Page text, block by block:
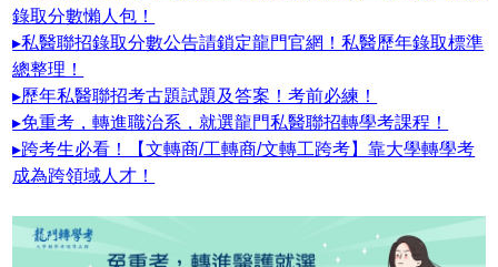
錄取分數懶人包！
▸私醫聯招錄取分數公告請鎖定龍門官網！私醫歷年錄取標準
總整理！
▸歷年私醫聯招考古題試題及答案！考前必練！
▸免重考，轉進職治系，就選龍門私醫聯招轉學考課程！
▸跨考生必看！【文轉商/工轉商/文轉工跨考】靠大學轉學考
成為跨領域人才！